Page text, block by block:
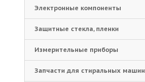
Электронные компоненты
Защитные стекла, пленки
Измерительные приборы
Запчасти для стиральных машин